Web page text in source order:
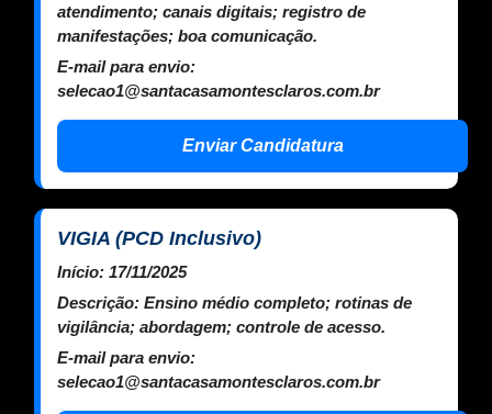
atendimento; canais digitais; registro de
manifestações; boa comunicação.
E-mail para envio:
selecao1@santacasamontesclaros.com.br
Enviar Candidatura
VIGIA (PCD Inclusivo)
Início: 17/11/2025
Descrição: Ensino médio completo; rotinas de
vigilância; abordagem; controle de acesso.
E-mail para envio:
selecao1@santacasamontesclaros.com.br